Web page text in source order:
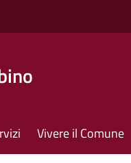
Vivere il Comune